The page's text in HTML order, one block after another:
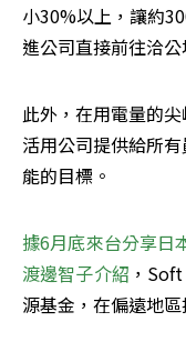
小30%以上，讓約
進公司直接前往洽
此外，在用電量的
活用公司提供給所
能的目標。
據6月底來台分享日
渡邊智子介紹 ，
源基金，在偏遠地